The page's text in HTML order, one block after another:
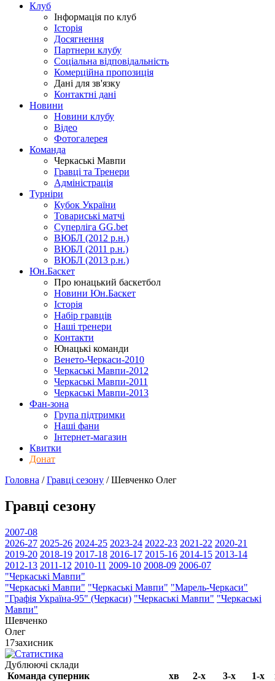
Клуб
Інформація по клуб
Історія
Досягнення
Партнери клубу
Соціальна відповідальність
Комерційна пропозиція
Дані для зв'язку
Контактні дані
Новини
Новини клубу
Відео
Фотогалерея
Команда
Черкаські Мавпи
Гравці та Тренери
Адміністрація
Турніри
Кубок України
Товариські матчі
Суперліга GG.bet
ВЮБЛ (2012 р.н.)
ВЮБЛ (2011 р.н.)
ВЮБЛ (2013 р.н.)
Юн.Баскет
Про юнацький баскетбол
Новини Юн.Баскет
Історія
Набір гравців
Наші тренери
Контакти
Юнацькі команди
Венето-Черкаси-2010
Черкаські Мавпи-2012
Черкаські Мавпи-2011
Черкаські Мавпи-2013
Фан-зона
Група підтримки
Наші фани
Інтернет-магазин
Квитки
Донат
Головна /Гравці сезону /Шевченко Олег
Гравці сезону
2007-08
2026-27 2025-26 2024-25 2023-24 2022-23 2021-22 2020-21
2019-20 2018-19 2017-18 2016-17 2015-16 2014-15 2013-14
2012-13 2011-12 2010-11 2009-10 2008-09 2006-07
"Черкаські Мавпи"
"Черкаські Мавпи" "Черкаські Мавпи" "Марель-Черкаси"
"Графія Україна-95" (Черкаси) "Черкаські Мавпи" "Черкаські
Мавпи"
Шевченко
Олег
17захисник
Дублюючі склади
Команда суперник
хв 2-х 3-х 1-х